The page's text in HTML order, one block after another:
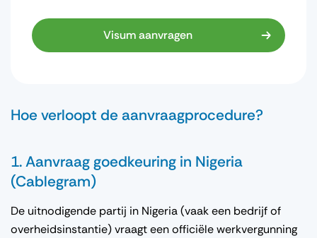
Visum aanvragen
Hoe verloopt de aanvraagprocedure?
1. Aanvraag goedkeuring in Nigeria
(Cablegram)
De uitnodigende partij in Nigeria (vaak een bedrijf of
overheidsinstantie) vraagt een officiële werkvergunning